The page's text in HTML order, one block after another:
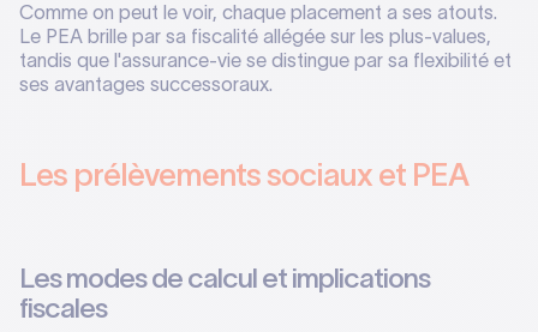
Comme on peut le voir, chaque placement a ses atouts.
Le PEA brille par sa fiscalité allégée sur les plus-values,
tandis que l'assurance-vie se distingue par sa flexibilité et
ses avantages successoraux.
Les prélèvements sociaux et PEA
Les modes de calcul et implications
fiscales